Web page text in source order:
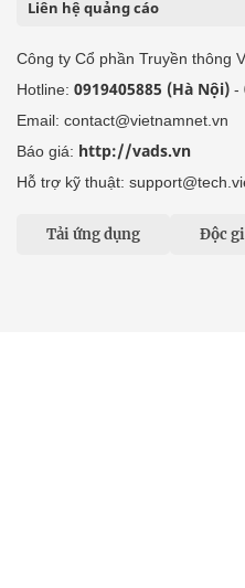
Liên hệ quảng cáo
Công ty Cổ phần Truyền thông
Hotline: 0919405885 (Hà Nội) -
Email: contact@vietnamnet.vn
Báo giá: http://vads.vn
Hỗ trợ kỹ thuật:
Tải ứng dụng Độc